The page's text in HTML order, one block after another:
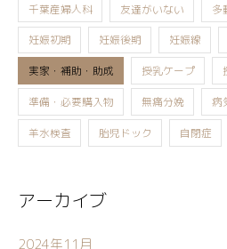
千葉産婦人科 友達がいない 多
妊娠初期 妊娠後期 妊娠線
実家・補助・助成 授乳ケープ
準備・必要購入物 無痛分娩 病
羊水検査 胎児ドック 自閉症
アーカイブ
2024年11月